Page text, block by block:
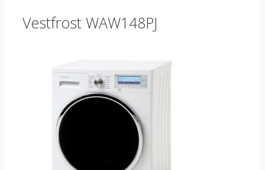
Vestfrost WAW148PJ